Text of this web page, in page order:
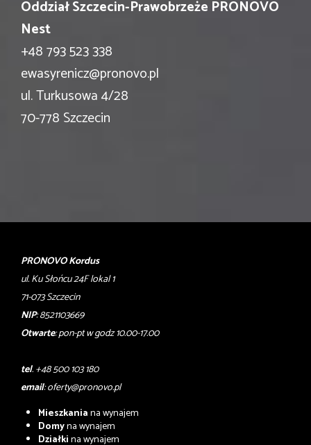
Oddział Szczecin-Prawobrzeże PRONOVO
Nest
+48 793 523 338
ewasyrenicz@pronovo.pl
ul. Turkusowa 4/28
70-778 Szczecin
PRONOVO Kordus
ul. Ku Słońcu 24F lokal 1
71-073 Szczecin
NIP: 8521103669
Otwarte: pon-pt w godz 10.00-17.00
tel. +48 500 103 180
email:oferty@pronovo.pl
Mieszkaniana wynajem
Domyna wynajem
Działkina wynajem